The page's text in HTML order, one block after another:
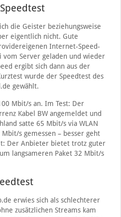
die Geister beziehungsweise
eigentlich nicht. Gute
Internet-Speed-
vom Server geladen und wieder
ergibt sich dann aus der
wurde der Speedtest des
gewählt.
Mbit/s an. Im Test: Der
Kabel BW angemeldet und
satte 65 Mbit/s via WLAN
s gemessen – besser geht
Der Anbieter bietet trotz guter
langsameren Paket 32 Mbit/s
erwies sich als schlechterer
zusätzlichen Streams kam